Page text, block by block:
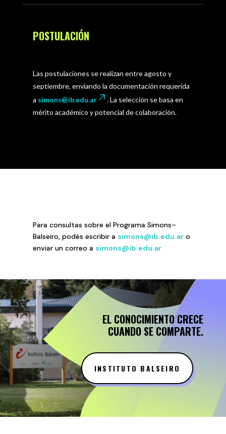
POSTULACIÓN
Las postulaciones se realizan entre agosto y
septiembre, enviando la documentación requerida
a simons@ib.edu.ar
. La selección se basa en
mérito académico y potencial de colaboración.
Para consultas sobre el Programa Simons–
Balseiro, podés escribir a simons@ib.edu.aro
enviar un correo a simons@ib.edu.ar
EL CONOCIMIENTO CRECE
CUANDO SE COMPARTE.
INSTITUTO BALSEIRO